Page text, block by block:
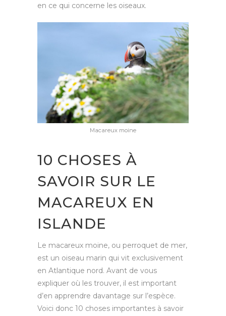
en ce qui concerne les oiseaux.
Macareux moine
10 CHOSES À
SAVOIR SUR LE
MACAREUX EN
ISLANDE
Le macareux moine, ou perroquet de mer,
est un oiseau marin qui vit exclusivement
en Atlantique nord. Avant de vous
expliquer où les trouver, il est important
d’en apprendre davantage sur l’espèce.
Voici donc 10 choses importantes à savoir